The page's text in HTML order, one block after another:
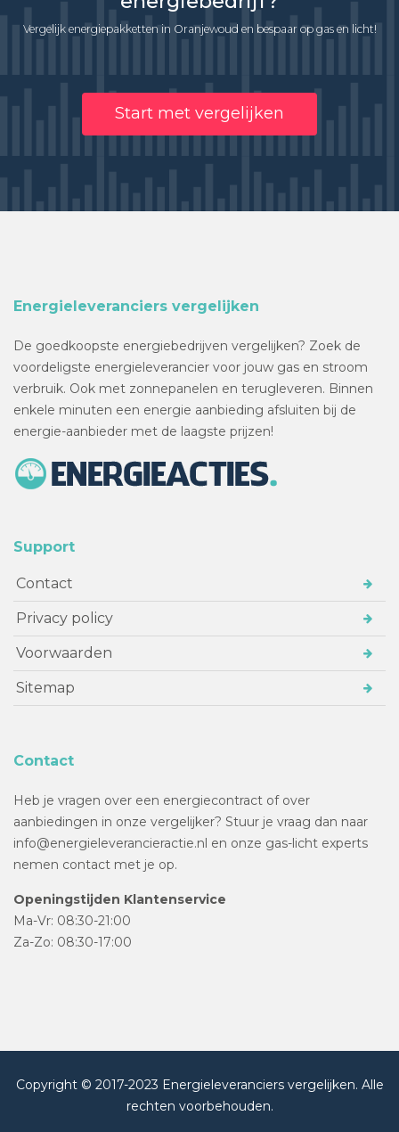
Vergelijk energiepakketten in Oranjewoud en bespaar op gas en licht!
Start met vergelijken
Energieleveranciers vergelijken
De goedkoopste energiebedrijven vergelijken? Zoek de
voordeligste energieleverancier voor jouw gas en stroom
verbruik. Ook met zonnepanelen en terugleveren. Binnen
enkele minuten een energie aanbieding afsluiten bij de
energie-aanbieder met de laagste prijzen!
Support
Contact
Privacy policy
Voorwaarden
Sitemap
Contact
Heb je vragen over een energiecontract of over
aanbiedingen in onze vergelijker? Stuur je vraag dan naar
info@energieleverancieractie.nl en onze gas-licht experts
nemen contact met je op.
Openingstijden Klantenservice
Ma-Vr: 08:30-21:00
Za-Zo: 08:30-17:00
Copyright © 2017-2023 Energieleveranciers vergelijken. Alle
rechten voorbehouden.